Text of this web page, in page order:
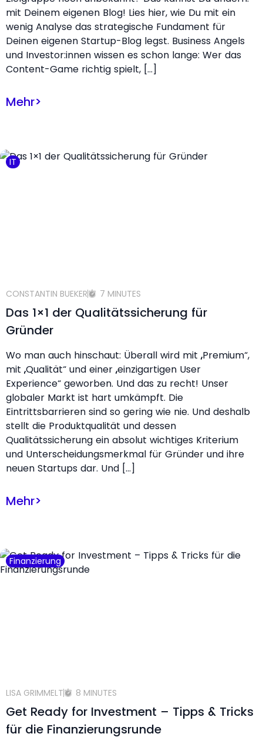
mit Deinem eigenen Blog! Lies hier, wie Du mit ein
wenig Analyse das strategische Fundament für
Deinen eigenen Startup-Blog legst. Business Angels
und Investor:innen wissen es schon lange: Wer das
Content-Game richtig spielt, […]
Mehr>
IT
CONSTANTIN BUEKER 7 MINUTES
Das 1×1 der Qualitätssicherung für
Gründer
Wo man auch hinschaut: Überall wird mit „Premium“,
mit „Qualität“ und einer „einzigartigen User
Experience“ geworben. Und das zu recht! Unser
globaler Markt ist hart umkämpft. Die
Eintrittsbarrieren sind so gering wie nie. Und deshalb
stellt die Produktqualität und dessen
Qualitätssicherung ein absolut wichtiges Kriterium
und Unterscheidungsmerkmal für Gründer und ihre
neuen Startups dar. Und […]
Mehr>
Finanzierung
LISA GRIMMELT 8 MINUTES
Get Ready for Investment – Tipps & Tricks
für die Finanzierungsrunde